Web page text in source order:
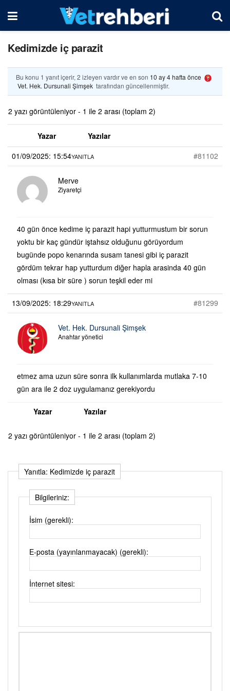
Kedimizde iç parazit
Bu konu 1 yanıt içerir, 2 izleyen vardır ve en son 10 ay 4 hafta önce
Vet. Hek. Dursunali Şimşek tarafından güncellenmiştir.
2 yazı görüntüleniyor - 1 ile 2 arası (toplam 2)
Yazar
Yazılar
01/09/2025: 15:54
#81102
YANITLA
Merve
Ziyaretçi
40 gün önce kedime iç parazit hapi yutturmustum bir sorun
yoktu bir kaç gündür iştahsız olduğunu görüyordum
bugünde popo kenarında susam tanesi gibi iç parazit
gördüm tekrar hap yutturdum diğer hapla arasinda 40 gün
olması (kısa bir süre ) sorun teşkil eder mi
13/09/2025: 18:29 #81299
YANITLA
Vet. Hek. Dursunali Şimşek
Anahtar yönetici
etmez ama uzun süre sonra ilk kullanımlarda mutlaka 7-10
gün ara ile 2 doz uygulamanız gerekiyordu
Yazar Yazılar
2 yazı görüntüleniyor - 1 ile 2 arası (toplam 2)
Yanıtla: Kedimizde iç parazit
Bilgileriniz:
İsim (gerekli):
E-posta (yayınlanmayacak) (gerekli):
İnternet sitesi: